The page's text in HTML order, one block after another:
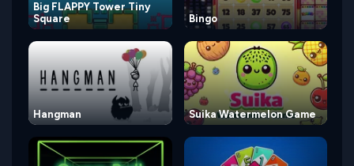
Big FLAPPY Tower Tiny
Square
Bingo
Hangman Suika Watermelon Game